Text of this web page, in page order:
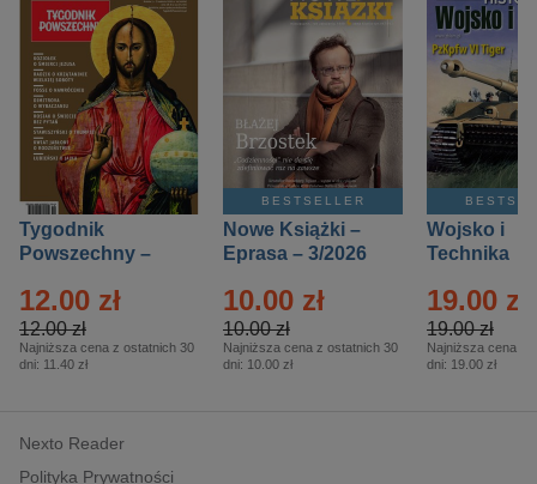
Tygodnik
Powszechny –
12.00 zł
12.00 zł
Najniższa cena z ostatnich 30
dni: 11.40 zł
BESTSELLER
Nowe Książki –
Eprasa – 3/2026
10.00 zł
10.00 zł
Najniższa cena z ostatnich 30
dni: 10.00 zł
Wojsko i
Technika
– 2/2026
19.00 zł
19.00 zł
Najniższa cena z
dni: 19.00 zł
Nexto Reader
Polityka Prywatności